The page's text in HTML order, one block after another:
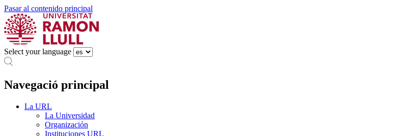
Pasar al contenido principal
Select your language
Navegació principal
La URL
La Universidad
Organización
Instituciones URL